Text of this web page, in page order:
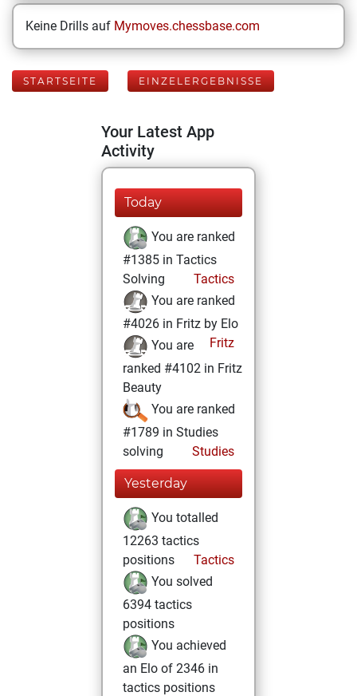
Keine Drills auf Mymoves.chessbase.com
STARTSEITE EINZELERGEBNISSE
Your Latest App
Activity
Today
You are ranked
#1385 in Tactics
Solving
Tactics
You are ranked
#4026 in Fritz by Elo
Fritz
You are
ranked #4102 in Fritz
Beauty
You are ranked
#1789 in Studies
solving
Studies
Yesterday
You totalled
12263 tactics
positions
Tactics
You solved
6394 tactics
positions
You achieved
an Elo of 2346 in
tactics positions